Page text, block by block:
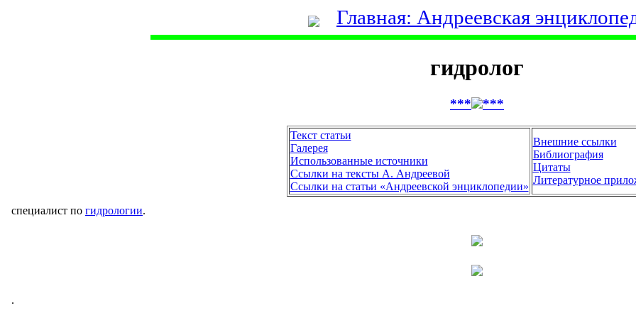
Главная: Андреевская
гидролог
*** ***
Текст статьи
Галерея
Использованные источники
Ссылки на тексты А. Андреевой
Ссылки на статьи «Андреевской энциклопедии»
Внешние ссылки
Библиография
Цитаты
Литературное
специалист по гидрологии.
.